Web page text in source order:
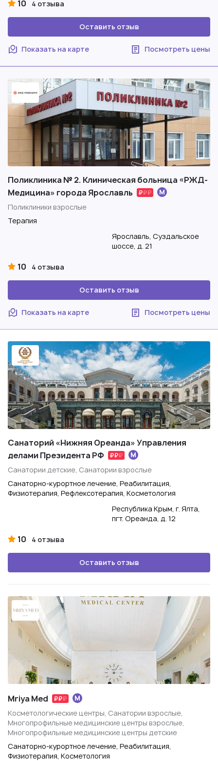
10 4 отзыва
Оставить отзыв
Показать на карте Посмотреть цены
Поликлиника № 2. Клиническая больница «РЖД-
Медицина» города Ярославль
Поликлиники взрослые
Терапия
Ярославль, Суздальское
шоссе, д. 21
10 4 отзыва
Оставить отзыв
Показать на карте Посмотреть цены
Санаторий «Нижняя Ореанда» Управления
делами Президента РФ
Санатории детские, Санатории взрослые
Санаторно-курортное лечение, Реабилитация,
Физиотерапия, Рефлексотерапия, Косметология
Республика Крым, г. Ялта,
пгт. Ореанда, д. 12
10 4 отзыва
Оставить отзыв
Mriya Med
Косметологические центры, Санатории взрослые,
Многопрофильные медицинские центры взрослые,
Многопрофильные медицинские центры детские
Санаторно-курортное лечение, Реабилитация,
Физиотерапия, Косметология